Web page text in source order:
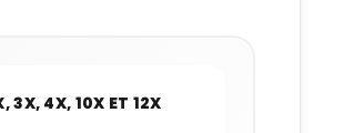
3X, 4X, 10X ET 12X